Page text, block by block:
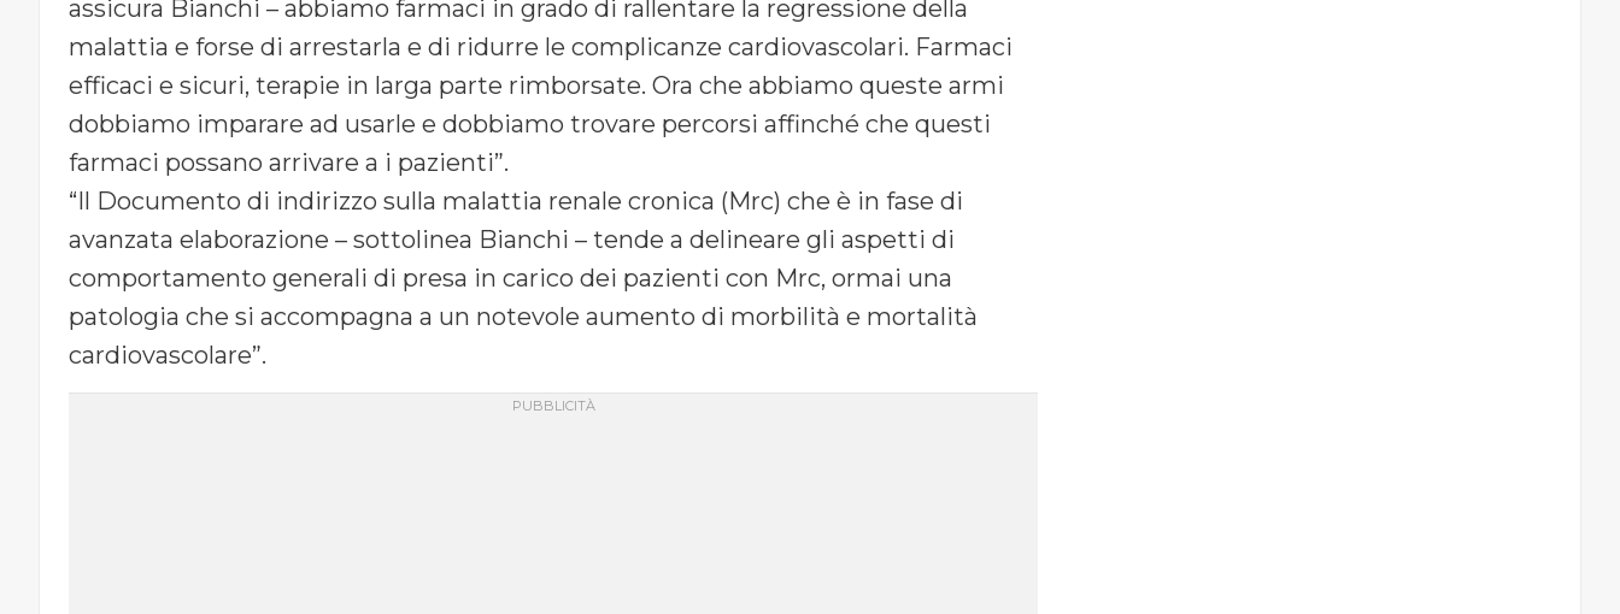
assicura Bianchi – abbiamo farmaci in grado di rallentare la regressione della
malattia e forse di arrestarla e di ridurre le complicanze cardiovascolari. Farmaci
efficaci e sicuri, terapie in larga parte rimborsate. Ora che abbiamo queste armi
dobbiamo imparare ad usarle e dobbiamo trovare percorsi affinché che questi
farmaci possano arrivare a i pazienti”.
“Il Documento di indirizzo sulla malattia renale cronica (Mrc) che è in fase di
avanzata elaborazione – sottolinea Bianchi – tende a delineare gli aspetti di
comportamento generali di presa in carico dei pazienti con Mrc, ormai una
patologia che si accompagna a un notevole aumento di morbilità e mortalità
cardiovascolare”.